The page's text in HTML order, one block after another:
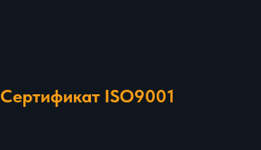
Сертификат ISO9001